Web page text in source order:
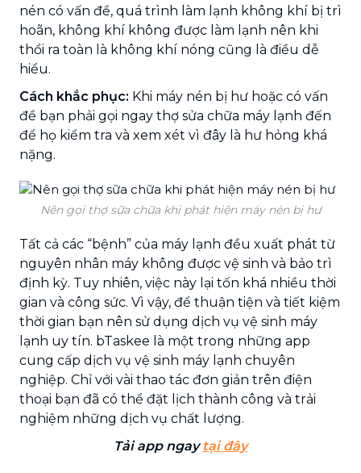
nén có vấn đề, quá trình làm lạnh không khí bị trì
hoãn, không khí không được làm lạnh nên khi
thổi ra toàn là không khí nóng cũng là điều dễ
hiểu.
Cách khắc phục: Khi máy nén bị hư hoặc có vấn
đề bạn phải gọi ngay thợ sửa chữa máy lạnh đến
để họ kiểm tra và xem xét vì đây là hư hỏng khá
nặng.
Nên gọi thợ sữa chữa khi phát hiện máy nén bị hư
Tất cả các “bệnh” của máy lạnh đều xuất phát từ
nguyên nhân máy không được vệ sinh và bảo trì
định kỳ. Tuy nhiên, việc này lại tốn khá nhiều thời
gian và công sức. Vì vậy, để thuận tiện và tiết kiệm
thời gian bạn nên sử dụng dịch vụ vệ sinh máy
lạnh uy tín. bTaskee là một trong những app
cung cấp dịch vụ vệ sinh máy lạnh chuyên
nghiệp. Chỉ với vài thao tác đơn giản trên điện
thoại bạn đã có thể đặt lịch thành công và trải
nghiệm những dịch vụ chất lượng.
Tải app ngaytại đây